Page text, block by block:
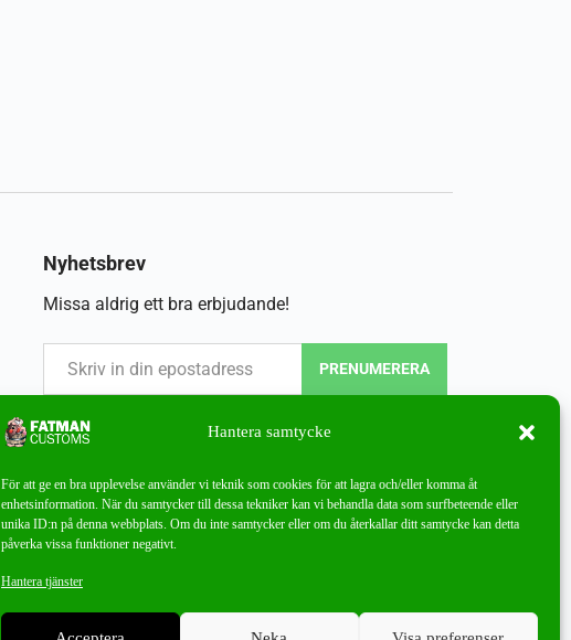
Hantera samtycke
För att ge en bra upplevelse använder vi teknik som cookies för att lagra och/eller komma åt
enhetsinformation. När du samtycker till dessa tekniker kan vi behandla data som surfbeteende eller
unika ID:n på denna webbplats. Om du inte samtycker eller om du återkallar ditt samtycke kan detta
påverka vissa funktioner negativt.
Hantera tjänster
Nyhetsbrev
Missa aldrig ett bra erbjudande!
PRENUMERERA